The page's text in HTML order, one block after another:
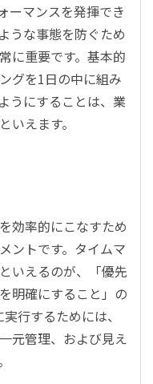
ーマンスを発揮でき
うな事態を防ぐため
に重要です。基本的
グを1日の中に組み
うにすることは、業
いえます。
効率的にこなすため
ントです。タイムマ
いえるのが、「優先
明確にすること」の
行するためには、
元管理、および見え